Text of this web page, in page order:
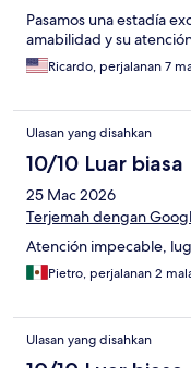
Pasamos una estadía
amabilidad y su
Ricardo, perjalanan 7
Ulasan yang disahkan
10/10 Luar biasa
25 Mac 2026
Terjemah dengan
Atención impecable,
Pietro, perjalanan 2
Ulasan yang disahkan